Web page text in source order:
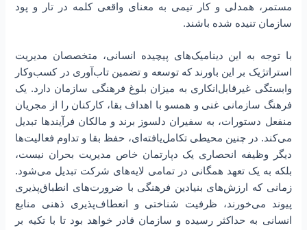
مستمر، همدلی و کار تیمی به معنای واقعی کلمه در تار و پود
سازمان تنیده شده باشند.
با توجه به این دینامیک‌های پیچیده انسانی، متخصصان مدیریت
استراتژیک بر این باورند که توسعه و تضمین تاب‌آوری در کسب‌و‌کار
وابستگی غیرقابل‌انکاری به میزان بلوغ فرهنگی سازمان دارد. یک
فرهنگ سازمانی غنی و همسو با اهداف بقا، کارکنان را از مجریان
منفعل دستورات، به سفیران دلسوز برند و مالکان فرآیندها تبدیل
می‌کند. در چنین محیطی تکامل‌یافته‌ای، حفظ بقا و تداوم فعالیت‌ها
دیگر وظیفه انحصاری یک دپارتمان خاص مدیریت بحران نیست،
بلکه به یک تعهد همگانی در تمامی لایه‌های شرکت تبدیل می‌شود.
زمانی که ارزش‌های بنیادین فرهنگی با ضرورت‌های انطباق‌پذیری
پیوند می‌خورند، ظرفیت شناختی و انعطاف‌پذیری ذهنی منابع
انسانی به حداکثر رسیده و سازمان قادر خواهد بود تا با تکیه بر